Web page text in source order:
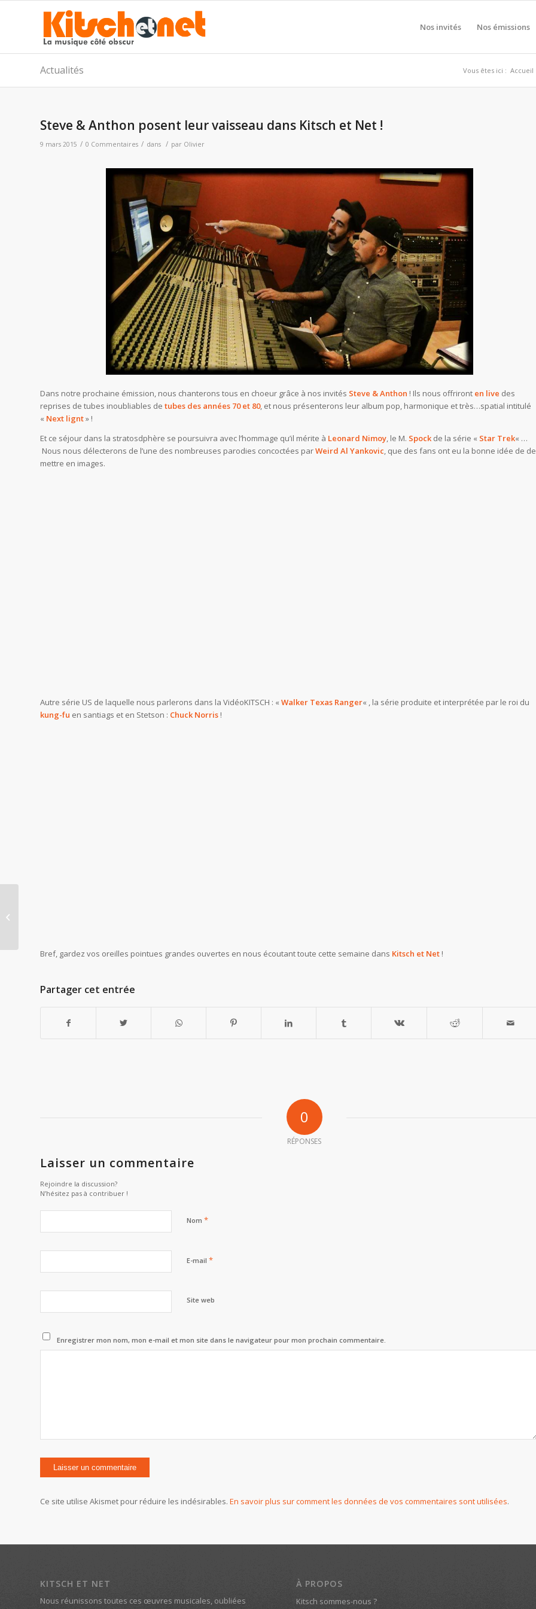
Nos invités Nos émissions
Actualités Vous êtes ici : Accueil
Steve & Anthon posent leur vaisseau dans Kitsch et Net !
9 mars 2015 / 0 Commentaires / dans / par Olivier
Dans notre prochaine émission, nous chanterons tous en choeur grâce à nos invités Steve & Anthon ! Ils nous offriront en live des
reprises de tubes inoubliables de tubes des années 70 et 80, et nous présenterons leur album pop, harmonique et très…spatial intitulé
« Next lignt» !
Et ce séjour dans la stratosdphère se poursuivra avec l’hommage qu’il mérite à Leonard Nimoy , le M. Spock de la série « Star Trek« …
Nous nous délecterons de l’une des nombreuses parodies concoctées parWeird Al Yankovic , que des fans ont eu la bonne idée de de
mettre en images.
Autre série US de laquelle nous parlerons dans la VidéoKITSCH : «Walker Texas Ranger« , la série produite et interprétée par le roi du
kung-fu en santiags et en Stetson : Chuck Norris !
Bref, gardez vos oreilles pointues grandes ouvertes en nous écoutant toute cette semaine dans Kitsch et Net !
Partager cet entrée
0
RÉPONSES
Laisser un commentaire
Rejoindre la discussion?
N’hésitez pas à contribuer !
Nom *
E-mail *
Site web
Enregistrer mon nom, mon e-mail et mon site dans le navigateur pour mon prochain commentaire.
Ce site utilise Akismet pour réduire les indésirables. En savoir plus sur comment les données de vos commentaires sont utilisées.
KITSCH ET NET
Nous réunissons toutes ces œuvres musicales, oubliées
À PROPOS
Kitsch sommes-nous ?